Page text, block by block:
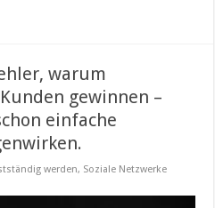
warum
gewinnen –
einfache
werden, Soziale Netzwerke